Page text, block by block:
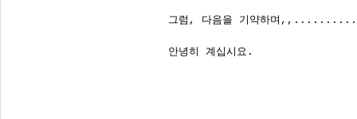
그럼, 다음을 기약하며,,..........
안녕히 계십시요.